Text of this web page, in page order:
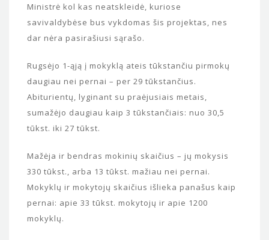
Ministrė kol kas neatskleidė, kuriose
savivaldybėse bus vykdomas šis projektas, nes
dar nėra pasirašiusi sąrašo.
Rugsėjo 1-ąją į mokyklą ateis tūkstančiu pirmokų
daugiau nei pernai – per 29 tūkstančius.
Abiturientų, lyginant su praėjusiais metais,
sumažėjo daugiau kaip 3 tūkstančiais: nuo 30,5
tūkst. iki 27 tūkst.
Mažėja ir bendras mokinių skaičius – jų mokysis
330 tūkst., arba 13 tūkst. mažiau nei pernai.
Mokyklų ir mokytojų skaičius išlieka panašus kaip
pernai: apie 33 tūkst. mokytojų ir apie 1200
mokyklų.